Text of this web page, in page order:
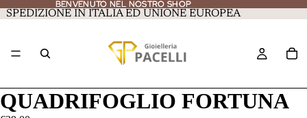
BENVENUTO NEL NOSTRO SHOP
BENVENUTO NEL NOSTRO SHOP
SPEDIZIONE IN ITALIA ED UNIONE EUROPEA
QUADRIFOGLIO FORTUNA